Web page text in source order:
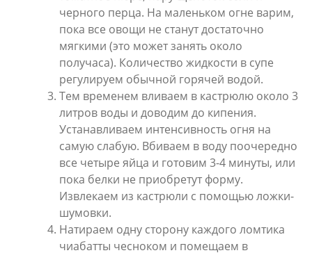
черного перца. На маленьком огне варим,
пока все овощи не станут достаточно
мягкими (это может занять около
получаса). Количество жидкости в супе
регулируем обычной горячей водой.
Тем временем вливаем в кастрюлю около 3
литров воды и доводим до кипения.
Устанавливаем интенсивность огня на
самую слабую. Вбиваем в воду поочередно
все четыре яйца и готовим 3-4 минуты, или
пока белки не приобретут форму.
Извлекаем из кастрюли с помощью ложки-
шумовки.
Натираем одну сторону каждого ломтика
чиабатты чесноком и помещаем в